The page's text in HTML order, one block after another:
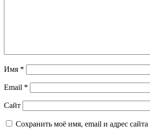
Имя *
Email *
Сайт
Сохранить моё имя, email и адрес сайта